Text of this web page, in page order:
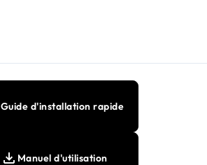
Guide d'installation rapide
Manuel d'utilisation